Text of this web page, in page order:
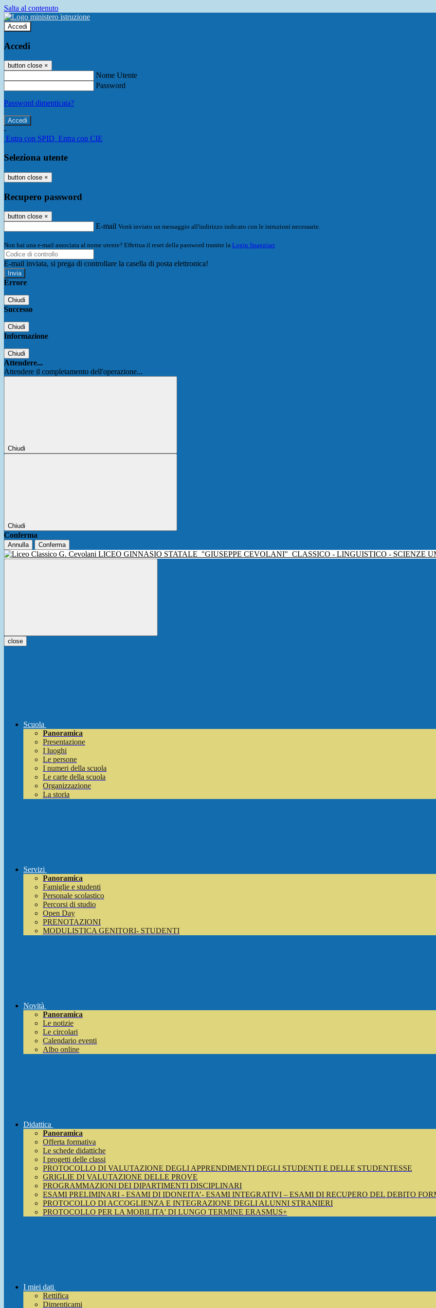
Salta al contenuto
Accedi
Accedi
button close ×
Nome Utente
Password
Password dimenticata?
-
Entra con SPID Entra con CIE
Seleziona utente
button close ×
Recupero password
button close ×
E-mail Verrà inviato un messaggio all'indirizzo indicato con le istruzioni necessarie.
Non hai una e-mail associata al nome utente? Effettua il reset della password tramite la Login Spaggiari
E-mail inviata, si prega di controllare la casella di posta elettronica!
Errore
Chiudi
Successo
Chiudi
Informazione
Chiudi
Attendere...
Attendere il completamento dell'operazione...
Chiudi
Chiudi
Conferma
Annulla Conferma
LICEO GINNASIO STATALE "GIUSEPPE CEVOLANI" CLASSICO - LINGUISTICO - SCIENZE
close
Scuola
Panoramica
Presentazione
I luoghi
Le persone
I numeri della scuola
Le carte della scuola
Organizzazione
La storia
Servizi
Panoramica
Famiglie e studenti
Personale scolastico
Percorsi di studio
Open Day
PRENOTAZIONI
MODULISTICA GENITORI- STUDENTI
Novità
Panoramica
Le notizie
Le circolari
Calendario eventi
Albo online
Didattica
Panoramica
Offerta formativa
Le schede didattiche
I progetti delle classi
PROTOCOLLO DI VALUTAZIONE DEGLI APPRENDIMENTI DEGLI STUDENTI E DELLE STUDENTESSE
GRIGLIE DI VALUTAZIONE DELLE PROVE
PROGRAMMAZIONI DEI DIPARTIMENTI DISCIPLINARI
ESAMI PRELIMINARI - ESAMI DI IDONEITA’- ESAMI INTEGRATIVI – ESAMI DI RECUPERO DEL DEBITO
PROTOCOLLO DI ACCOGLIENZA E INTEGRAZIONE DEGLI ALUNNI STRANIERI
PROTOCOLLO PER LA MOBILITA' DI LUNGO TERMINE ERASMUS+
I miei dati
Rettifica
Dimenticami